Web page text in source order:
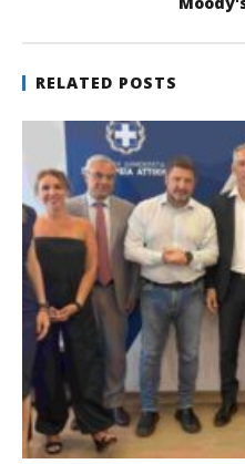
RELATED POSTS